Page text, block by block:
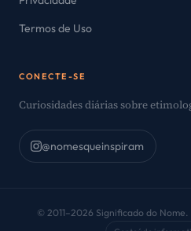
Termos de Uso
CONECTE-SE
Curiosidades diárias sobre
@nomesqueinspiram
© 2011–2026 Significado do Nome.